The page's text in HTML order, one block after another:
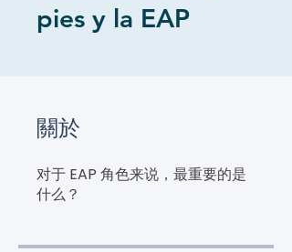
pies y la EAP
關於
对于 EAP 角色来说，最重要的是
什么？